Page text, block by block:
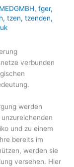
, fger,
, tzen, tzenden,
verbunden
werden
und zu einem
bereits im
werden sie
versehen. Hier